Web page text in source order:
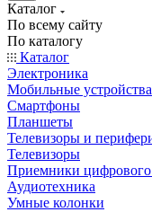
Каталог
По всему сайту
По каталогу
Каталог
Электроника
Мобильные устройства
Смартфоны
Планшеты
Телевизоры и
Телевизоры
Приемники
Аудиотехника
Умные колонки